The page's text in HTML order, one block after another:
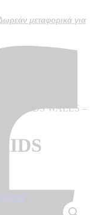
μεταφορικά για
KIDS WALLS –